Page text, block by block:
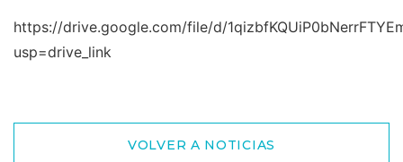
https://drive.google.com/file/d/
usp=drive_link
VOLVER A NOTICIAS